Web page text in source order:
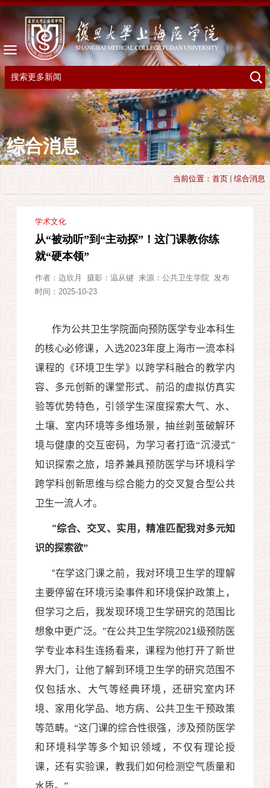
综合消息
当前位置： 首页 综合消息
学术文化
从“被动听”到“主动探”！这门课教你练
就“硬本领”
作者： 边欣月 摄影： 温从键 来源： 公共卫生学院 发布
时间：2025-10-23
作为公共卫生学院面向预防医学专业本科生
的核心必修课，入选2023年度上海市一流本科
课程的《环境卫生学》以跨学科融合的教学内
容、多元创新的课堂形式、前沿的虚拟仿真实
验等优势特色，引领学生深度探索大气、水、
土壤、室内环境等多维场景，抽丝剥茧破解环
境与健康的交互密码，为学习者打造“沉浸式”
知识探索之旅，培养兼具预防医学与环境科学
跨学科创新思维与综合能力的交叉复合型公共
卫生一流人才。
“综合、交叉、实用，精准匹配我对多元知
识的探索欲”
“在学这门课之前，我对环境卫生学的理解
主要停留在环境污染事件和环境保护政策上，
但学习之后，我发现环境卫生学研究的范围比
想象中更广泛。”在公共卫生学院2021级预防医
学专业本科生连扬看来，课程为他打开了新世
界大门，让他了解到环境卫生学的研究范围不
仅包括水、大气等经典环境，还研究室内环
境、家用化学品、地方病、公共卫生干预政策
等范畴。“这门课的综合性很强，涉及预防医学
和环境科学等多个知识领域，不仅有理论授
课，还有实验课，教我们如何检测空气质量和
水质。”